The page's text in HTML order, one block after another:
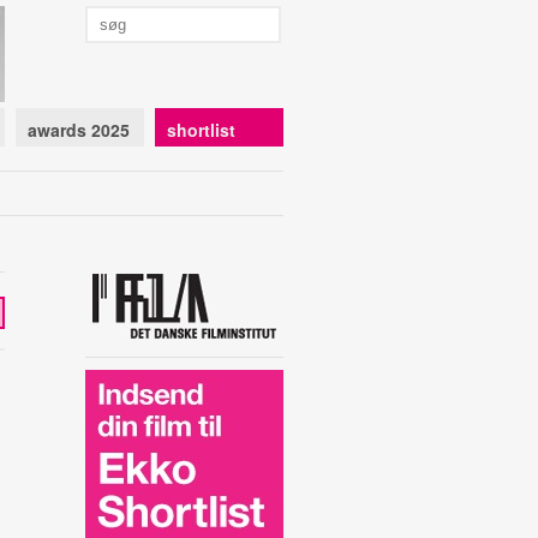
awards 2025 shortlist